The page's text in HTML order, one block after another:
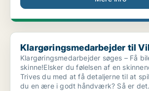
Klargøringsmedarbejder til Viborg
Klargøringsmedarbejder til
Klargøringsmedarbejder søges – Få
skinne!Elsker du følelsen af en
Trives du med at få detaljerne til at
du en ære i godt håndværk? Så er